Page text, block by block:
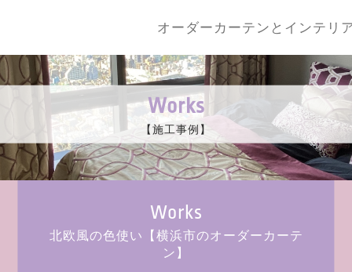
オーダーカーテンとインテリ
Works
【施工事例】
Works
北欧風の色使い【横浜市のオーダーカーテ
ン】